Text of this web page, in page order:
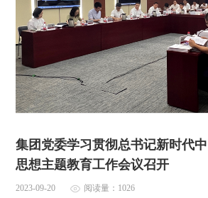
集团党委学习贯彻总书记新时代
思想主题教育工作会议召开
2023-09-20 阅读量：1026